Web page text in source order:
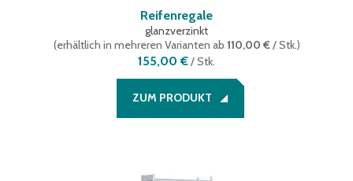
Reifenregale
glanzverzinkt
(erhältlich in mehreren Varianten ab 110,00 €/ Stk.)
155,00 €/Stk.
ZUM PRODUKT